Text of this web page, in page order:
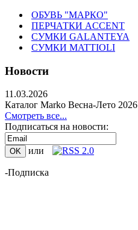
ОБУВЬ "МАРКО"
ПЕРЧАТКИ ACCENT
СУМКИ GALANTEYA
СУМКИ MATTIOLI
Новости
11.03.2026
Каталог Marko Весна-Лето 2026
Смотреть все...
Подписаться на новости:
или
-Подписка